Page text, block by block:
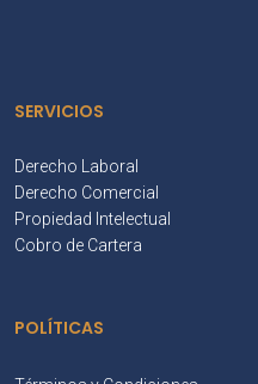
SERVICIOS
Derecho Laboral
Derecho Comercial
Propiedad Intelectual
Cobro de Cartera
POLÍTICAS